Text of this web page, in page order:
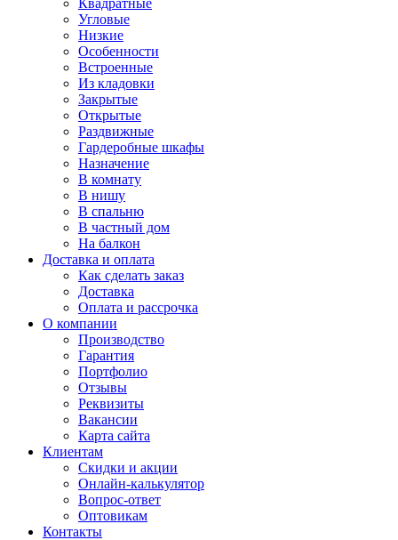
Квадратные
Угловые
Низкие
Особенности
Встроенные
Из кладовки
Закрытые
Открытые
Раздвижные
Гардеробные шкафы
Назначение
В комнату
В нишу
В спальню
В частный дом
На балкон
Доставка и оплата
Как сделать заказ
Доставка
Оплата и рассрочка
О компании
Производство
Гарантия
Портфолио
Отзывы
Реквизиты
Вакансии
Карта сайта
Клиентам
Скидки и акции
Онлайн-калькулятор
Вопрос-ответ
Оптовикам
Контакты